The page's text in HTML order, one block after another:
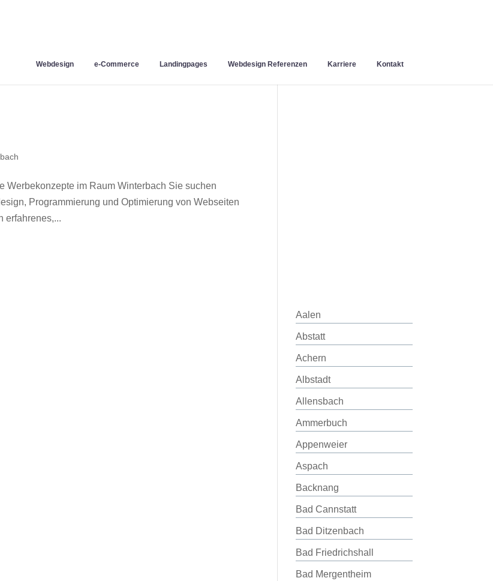
Webdesign e-Commerce Landingpages Webdesign Referenzen Karriere Kontakt
Werbekonzepte im Raum Winterbach Sie suchen
Programmierung und Optimierung von Webseiten
erfahrenes,...
Aalen
Abstatt
Achern
Albstadt
Allensbach
Ammerbuch
Appenweier
Aspach
Backnang
Bad Cannstatt
Bad Ditzenbach
Bad Friedrichshall
Bad Mergentheim